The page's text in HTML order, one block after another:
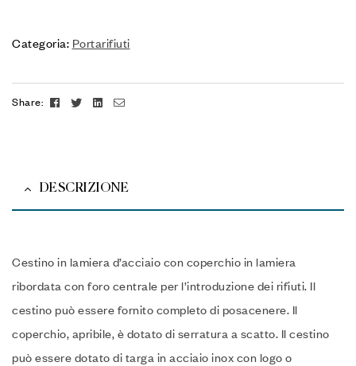
Categoria: Portarifiuti
Share: FacebookTwitterLinkedin
Email
DESCRIZIONE
Cestino in lamiera d’acciaio con coperchio in lamiera
ribordata con foro centrale per l’introduzione dei rifiuti. Il
cestino può essere fornito completo di posacenere. Il
coperchio, apribile, è dotato di serratura a scatto. Il cestino
può essere dotato di targa in acciaio inox con logo o